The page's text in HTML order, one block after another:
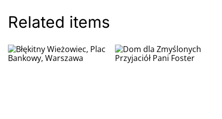
Related items